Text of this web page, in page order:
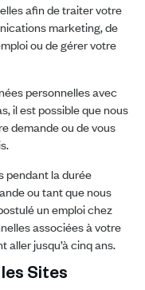
afin de traiter votre
marketing, de
ou de gérer votre
personnelles avec
il est possible que nous
demande ou de vous
pendant la durée
ou tant que nous
un emploi chez
associées à votre
jusqu’à cinq ans.
Sites